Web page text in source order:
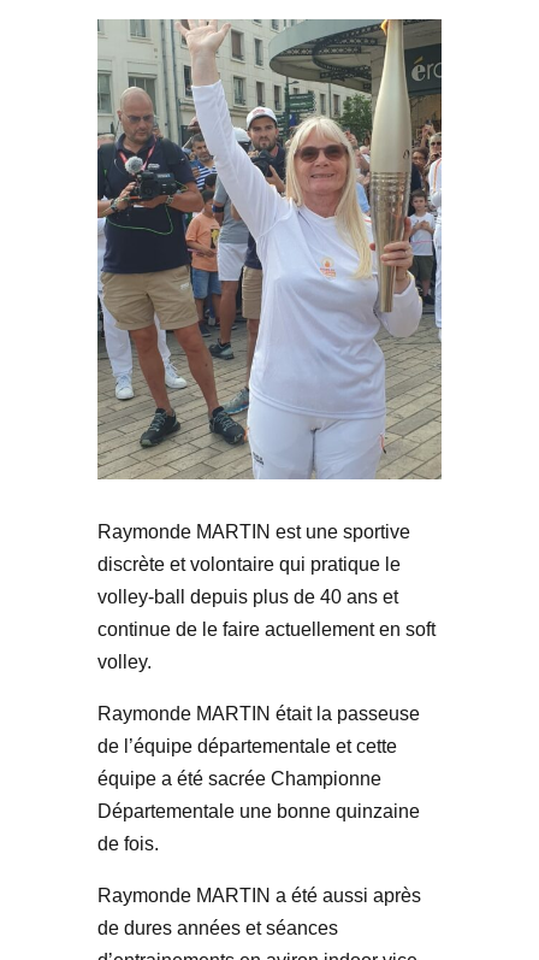
Raymonde MARTIN est une sportive
discrète et volontaire qui pratique le
volley-ball depuis plus de 40 ans et
continue de le faire actuellement en soft
volley.
Raymonde MARTIN était la passeuse
de l’équipe départementale et cette
équipe a été sacrée Championne
Départementale une bonne quinzaine
de fois.
Raymonde MARTIN a été aussi après
de dures années et séances